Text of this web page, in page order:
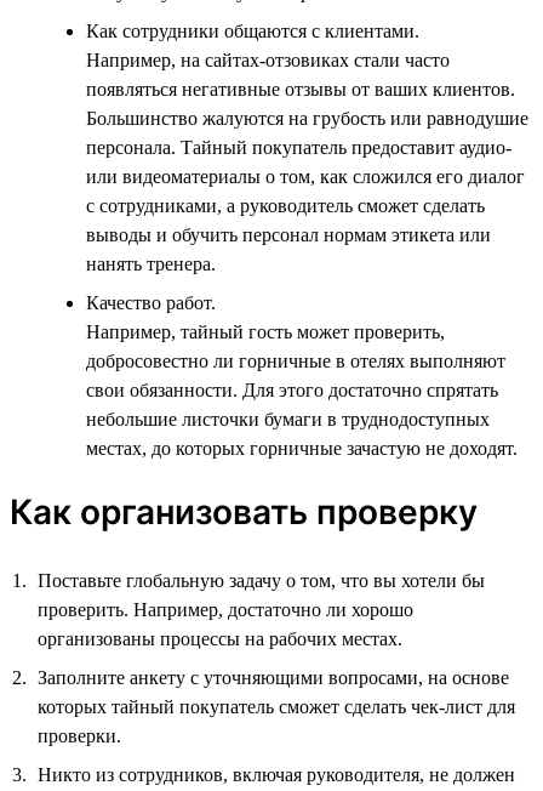
Как сотрудники общаются с клиентами.
Например, на сайтах-отзовиках стали часто
появляться негативные отзывы от ваших клиентов.
Большинство жалуются на грубость или равнодушие
персонала. Тайный покупатель предоставит аудио-
или видеоматериалы о том, как сложился его диалог
с сотрудниками, а руководитель сможет сделать
выводы и обучить персонал нормам этикета или
нанять тренера.
Качество работ.
Например, тайный гость может проверить,
добросовестно ли горничные в отелях выполняют
свои обязанности. Для этого достаточно спрятать
небольшие листочки бумаги в труднодоступных
местах, до которых горничные зачастую не доходят.
Как организовать проверку
Поставьте глобальную задачу о том, что вы хотели бы
проверить. Например, достаточно ли хорошо
организованы процессы на рабочих местах.
Заполните анкету с уточняющими вопросами, на основе
которых тайный покупатель сможет сделать чек-лист для
проверки.
Никто из сотрудников, включая руководителя, не должен